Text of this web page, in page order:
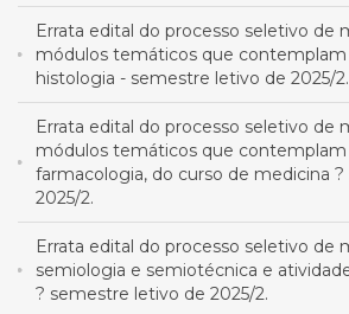
Errata edital do processo seletivo de
módulos temáticos que
histologia - semestre letivo de 2025/2.
Errata edital do processo seletivo de
módulos temáticos que
farmacologia, do curso de medicina
2025/2.
Errata edital do processo seletivo de
semiologia e semiotécnica e
? semestre letivo de 2025/2.